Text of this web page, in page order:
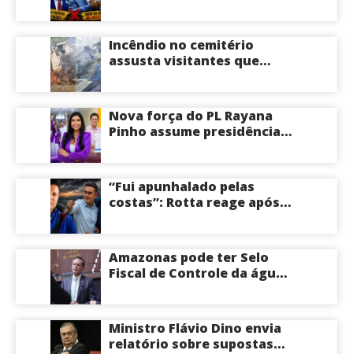
Incêndio no cemitério
assusta visitantes que
Nova força do PL Rayana
Pinho assume presidência
como nome competitivo
para a ALEAM
“Fui apunhalado pelas
costas”: Rotta reage após
o Senado pelo Amazonas;
veja
Amazonas pode ter Selo
Fiscal de Controle da água
Ministro Flávio Dino envia
relatório sobre supostas